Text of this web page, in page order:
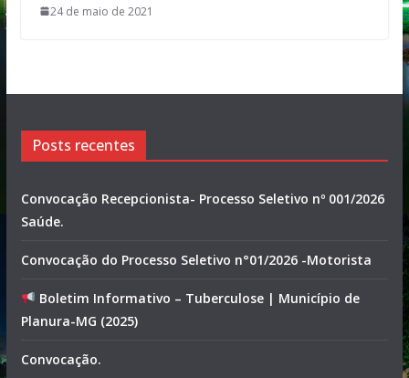
24 de maio de 2021
Posts recentes
Convocação Recepcionista- Processo Seletivo nº 001/2026
Saúde.
Convocação do Processo Seletivo n°01/2026 -Motorista
Boletim Informativo – Tuberculose | Município de
Planura-MG (2025)
Convocação.